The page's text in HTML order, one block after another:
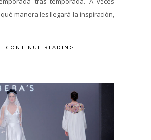
manera les llegará la inspiración,
CONTINUE READING